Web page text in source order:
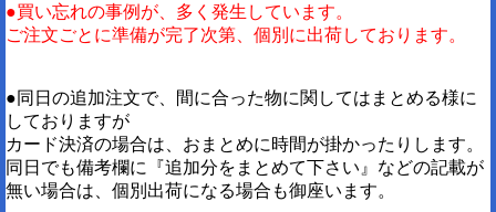
●買い忘れの事例が、多く発生しています。
ご注文ごとに準備が完了次第、個別に出荷しております。
●同日の追加注文で、間に合った物に関してはまとめる様に
しておりますが
カード決済の場合は、おまとめに時間が掛かったりします。
同日でも備考欄に『追加分をまとめて下さい』などの記載が
無い場合は、個別出荷になる場合も御座います。